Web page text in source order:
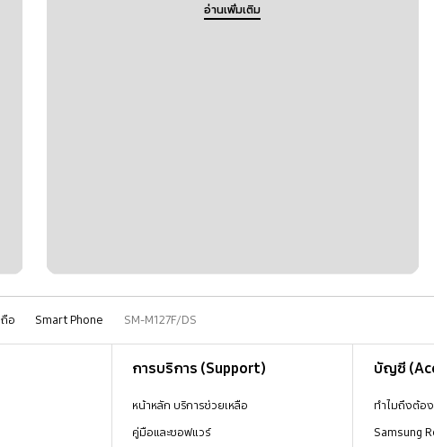
อ่านเพิ่มเติม
อ Smart Phone SM-M127F/DS
การบริการ (Support)
หน้าหลัก บริการช่วยเหลือ
คู่มือและซอฟแวร์
บัญชี
ทำไมถึงต้อ
Samsung